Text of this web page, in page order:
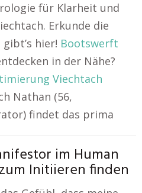
für Klarheit und
Erkunde die
hier! Bootswerft
in der Nähe?
Viechtach
Nathan (56,
findet das prima
im Human
Initiieren finden